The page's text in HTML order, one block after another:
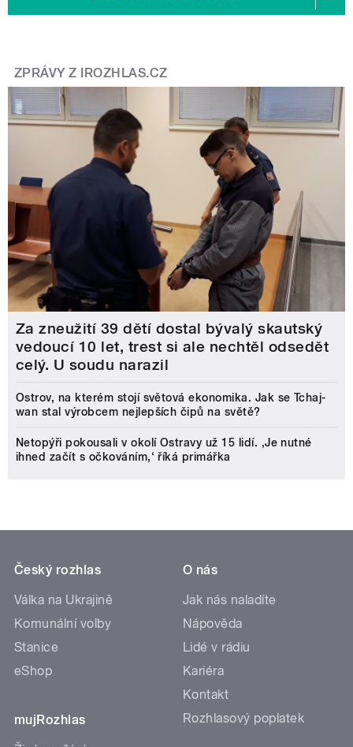
ZPRÁVY Z IROZHLAS.CZ
Za zneužití 39 dětí dostal bývalý skautský
vedoucí 10 let, trest si ale nechtěl odsedět
celý. U soudu narazil
Ostrov, na kterém stojí světová ekonomika. Jak se Tchaj-
wan stal výrobcem nejlepších čipů na světě?
Netopýři pokousali v okolí Ostravy už 15 lidí. ‚Je nutné
ihned začít s očkováním,‘ říká primářka
Český rozhlas
Válka na Ukrajině
Komunální volby
Stanice
eShop
mujRozhlas
O nás
Jak nás naladíte
Nápověda
Lidé v rádiu
Kariéra
Kontakt
Rozhlasový poplatek